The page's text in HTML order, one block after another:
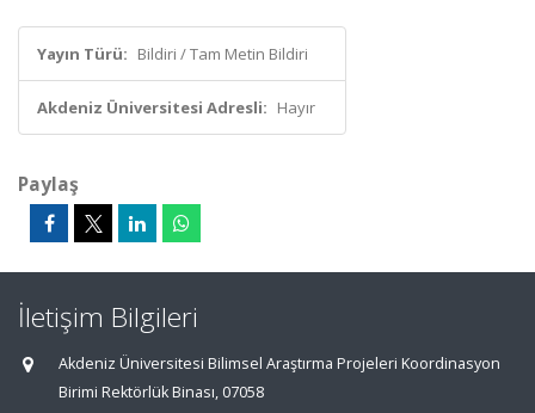
Yayın Türü: Bildiri / Tam Metin Bildiri
Akdeniz Üniversitesi Adresli: Hayır
Paylaş
İletişim Bilgileri
Akdeniz Üniversitesi Bilimsel Araştırma Projeleri Koordinasyon
Birimi Rektörlük Binası, 07058